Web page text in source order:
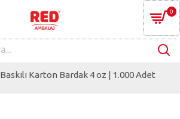
0
Baskılı Karton Bardak 4 oz | 1.000 Adet